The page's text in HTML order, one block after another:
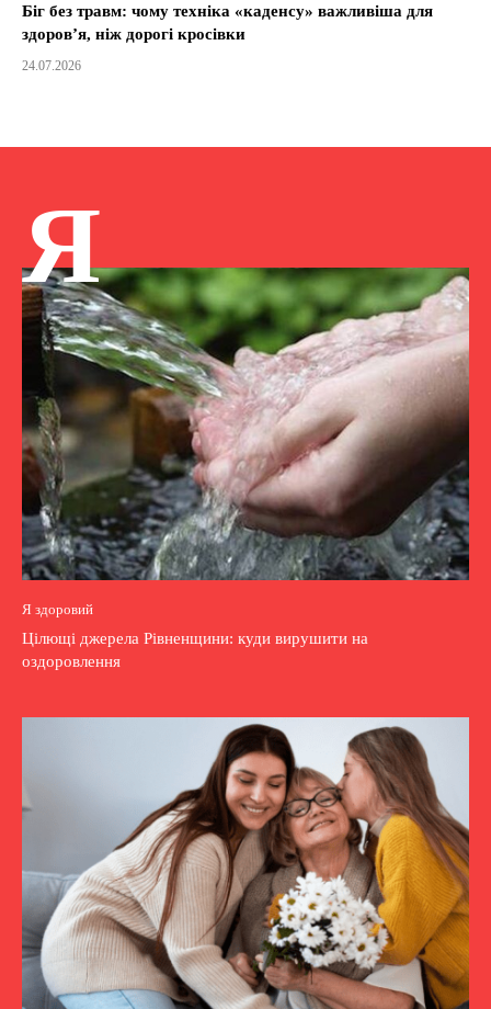
Біг без травм: чому техніка «каденсу» важливіша для
здоров’я, ніж дорогі кросівки
24.07.2026
Я
Я здоровий
Цілющі джерела Рівненщини: куди вирушити на
оздоровлення